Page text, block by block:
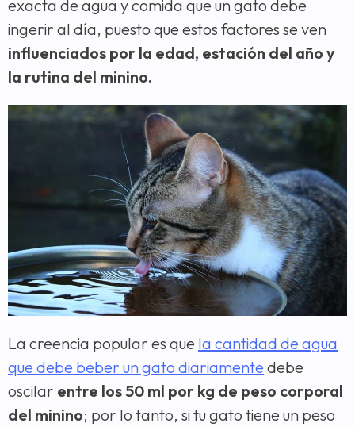
exacta de agua y comida que un gato debe
ingerir al día, puesto que estos factores se ven
influenciados por la edad, estación del año y
la rutina del minino.
La creencia popular es que la cantidad de agua
que debe beber un gato diariamente debe
oscilar entre los 50 ml por kg de peso corporal
del minino; por lo tanto, si tu gato tiene un peso